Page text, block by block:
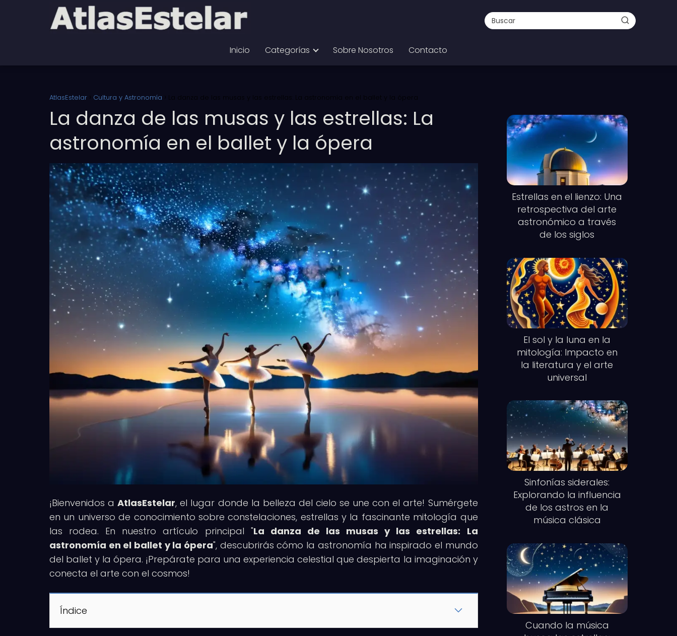
Inicio Categorías Sobre Nosotros Contacto
AtlasEstelar Cultura y Astronomía La danza de las musas y las estrellas: La astronomía en el ballet y la ópera
La danza de las musas y las estrellas: La
astronomía en el ballet y la ópera
¡Bienvenidos aAtlasEstelar, el lugar donde la belleza del cielo se une con el arte! Sumérgete
en un universo de conocimiento sobre constelaciones, estrellas y la fascinante mitología que
las rodea. En nuestro artículo principal "La danza de las musas y las estrellas: La
astronomía en el ballet y la ópera", descubrirás cómo la astronomía ha inspirado el mundo
del ballet y la ópera. ¡Prepárate para una experiencia celestial que despierta la imaginación y
conecta el arte con el cosmos!
Índice
Estrellas en el lienzo: Una
retrospectiva del arte
astronómico a través
de los siglos
El sol y la luna en la
mitología: Impacto en
la literatura y el arte
universal
Sinfonías siderales:
Explorando la influencia
de los astros en la
música clásica
Cuando la música